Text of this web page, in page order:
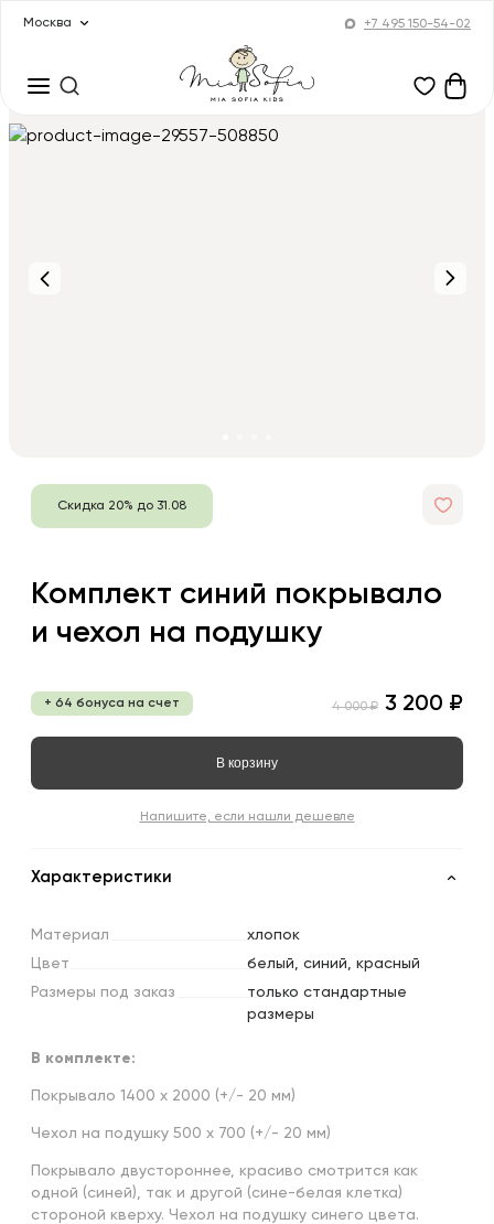
Москва +7 495 150-54-02
Скидка 20% до 31.08
Комплект синий покрывало
и чехол на подушку
+ 64 бонуса на счет 4 000 ₽ 3 200 ₽
В корзину
Напишите, если нашли дешевле
Характеристики
Материал
хлопок
Цвет
белый, синий, красный
Размеры под заказ
только стандартные
размеры
В комплекте:
Покрывало 1400 х 2000 (+/- 20 мм)
Чехол на подушку 500 х 700 (+/- 20 мм)
Покрывало двустороннее, красиво смотрится как
одной (синей), так и другой (сине-белая клетка)
стороной кверху. Чехол на подушку синего цвета.